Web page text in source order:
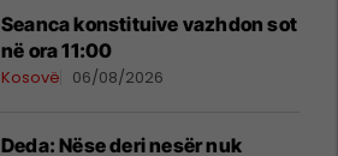
Seanca konstituive vazhdon sot
në ora 11:00
Kosovë 06/08/2026
Deda: Nëse deri nesër nuk